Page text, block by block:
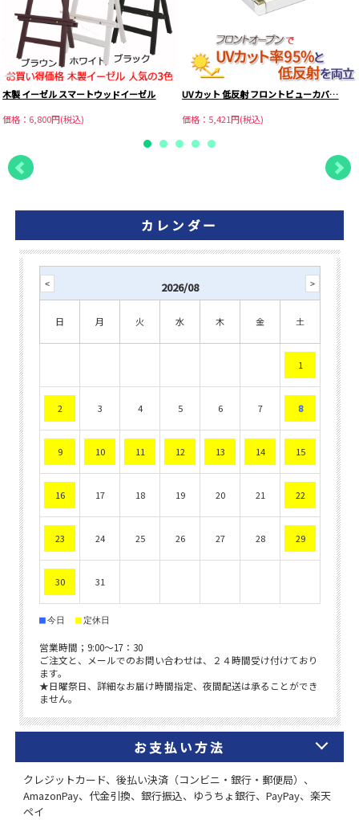
木製 イーゼル スマートウッドイーゼル
価格：6,800円(税込)
UVカット 低反射 フロントビューカバ…
価格：5,421円(税込)
カレンダー
お支払い方法
クレジットカード、後払い決済（コンビニ・銀行・郵便局）、
AmazonPay、代金引換、銀行振込、ゆうちょ銀行、PayPay、楽天
ペイ